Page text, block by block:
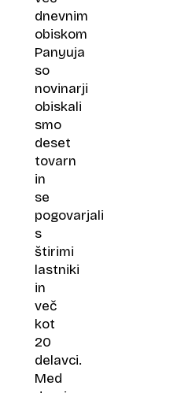
dnevnim
obiskom
Panyuja
so
novinarji
obiskali
smo
deset
tovarn
in
se
pogovarjali
s
štirimi
lastniki
in
več
kot
20
delavci.
Med